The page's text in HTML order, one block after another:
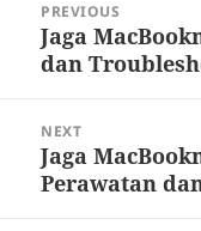
navigation
PREVIOUS
Previous
post:
Jaga
dan
NEXT
Next
post:
Jaga
Perawatan